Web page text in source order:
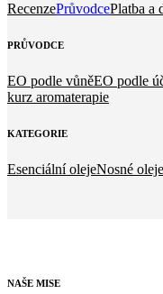
RecenzePrůvodcePlatba a
PRŮVODCE
EO podle vůněEO podle
kurz aromaterapie
KATEGORIE
Esenciální olejeNosné oleje
NAŠE MISE